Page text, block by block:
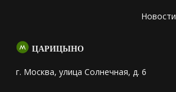
Новости
ЦАРИЦЫНО
г. Москва, улица Солнечная, д. 6